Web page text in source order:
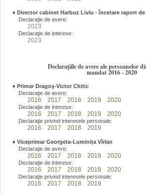
♦ Director cabinet Harbuz Liviu - încetare raport
Declaraţie de avere:
2023
Declaraţie de interese:
2023
Declarațiile de avere ale persoanelor
mandat 2016 - 2020
♦ Primar Dragoş-Victor Chitic
Declaraţie de avere:
2016 2017 2018 2019 2020
Declaraţie de interese:
2016 2017 2018 2019 2020
Declaraţie privind interesele personale:
2016 2017 2018 2019
♦ Viceprimar Georgeta-Luminița Vîrlan
Declaraţie de avere:
2016 2017 2018 2019 2020
Declaraţie de interese:
2016 2017 2018 2019 2020
Declaraţie privind interesele personale:
2016 2017 2018 2019